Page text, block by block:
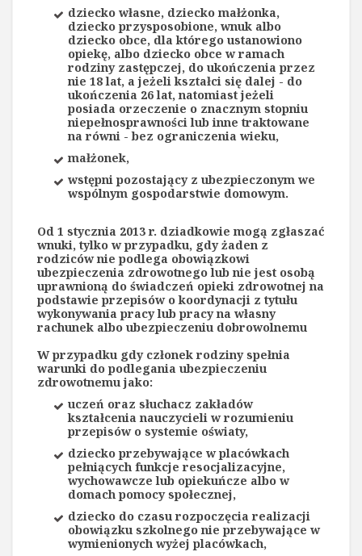
dziecko własne, dziecko małżonka,
dziecko przysposobione, wnuk albo
dziecko obce, dla którego ustanowiono
opiekę, albo dziecko obce w ramach
rodziny zastępczej, do ukończenia przez
nie 18 lat, a jeżeli kształci się dalej - do
ukończenia 26 lat, natomiast jeżeli
posiada orzeczenie o znacznym stopniu
niepełnosprawności lub inne traktowane
na równi - bez ograniczenia wieku,
małżonek,
wstępni pozostający z ubezpieczonym we
wspólnym gospodarstwie domowym.
Od 1 stycznia 2013 r. dziadkowie mogą zgłaszać
wnuki, tylko w przypadku, gdy żaden z
rodziców nie podlega obowiązkowi
ubezpieczenia zdrowotnego lub nie jest osobą
uprawnioną do świadczeń opieki zdrowotnej na
podstawie przepisów o koordynacji z tytułu
wykonywania pracy lub pracy na własny
rachunek albo ubezpieczeniu dobrowolnemu
W przypadku gdy członek rodziny spełnia
warunki do podlegania ubezpieczeniu
zdrowotnemu jako:
uczeń oraz słuchacz zakładów
kształcenia nauczycieli w rozumieniu
przepisów o systemie oświaty,
dziecko przebywające w placówkach
pełniących funkcje resocjalizacyjne,
wychowawcze lub opiekuńcze albo w
domach pomocy społecznej,
dziecko do czasu rozpoczęcia realizacji
obowiązku szkolnego nie przebywające w
wymienionych wyżej placówkach,